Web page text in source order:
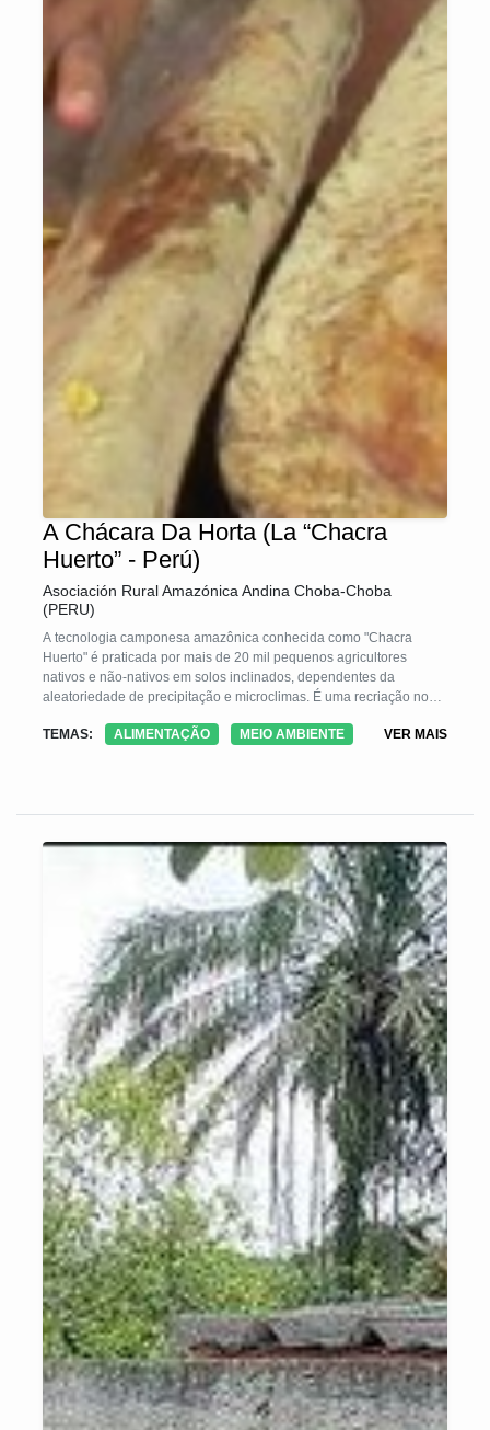
A Chácara Da Horta (La “Chacra
Huerto” - Perú)
Asociación Rural Amazónica Andina Choba-Choba
(PERU)
A tecnologia camponesa amazônica conhecida como "Chacra
Huerto" é praticada por mais de 20 mil pequenos agricultores
nativos e não-nativos em solos inclinados, dependentes da
aleatoriedade de precipitação e microclimas. É uma recriação nos
pomares tradicionais milenarizados. Tem as características de ser
sintonia com as condições socioculturais, econômicas e
pressão populacional.
TEMAS: ALIMENTAÇÃO MEIO AMBIENTE VER MAIS